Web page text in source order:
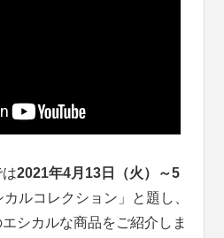
は2021年4月13日（火）～5
ルコレクション」と題し、
シカルな商品をご紹介しま